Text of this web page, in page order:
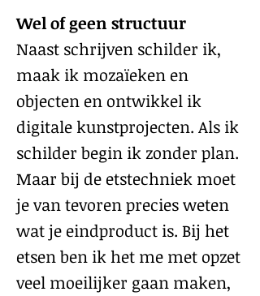
Wel of geen structuur
Naast schrijven schilder ik,
maak ik mozaïeken en
objecten en ontwikkel ik
digitale kunstprojecten. Als ik
schilder begin ik zonder plan.
Maar bij de etstechniek moet
je van tevoren precies weten
wat je eindproduct is. Bij het
etsen ben ik het me met opzet
veel moeilijker gaan maken,